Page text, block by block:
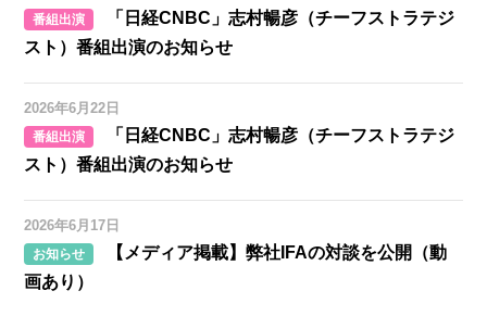
番組出演
「日経CNBC」志村暢彦（チーフストラテジ
スト）番組出演のお知らせ
2026年6月22日
番組出演
「日経CNBC」志村暢彦（チーフストラテジ
スト）番組出演のお知らせ
2026年6月17日
お知らせ
【メディア掲載】弊社IFAの対談を公開（動
画あり）